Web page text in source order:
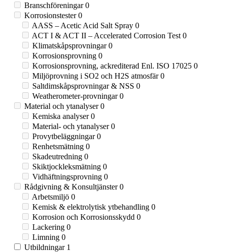
Branschföreningar0
Korrosionstester0
AASS – Acetic Acid Salt Spray 0
ACT I & ACT II – Accelerated Corrosion Test 0
Klimatskåpsprovningar0
Korrosionsprovning 0
Korrosionsprovning, ackrediterad Enl. ISO 17025 0
Miljöprovning i SO2 och H2S atmosfär0
Saltdimskåpsprovningar & NSS 0
Weatherometer-provningar0
Material och ytanalyser0
Kemiska analyser0
Material- och ytanalyser0
Provytbeläggningar0
Renhetsmätning 0
Skadeutredning 0
Skiktjockleksmätning 0
Vidhäftningsprovning 0
Rådgivning & Konsultjänster0
Arbetsmiljö 0
Kemisk & elektrolytisk ytbehandling 0
Korrosion och Korrosionsskydd 0
Lackering 0
Limning 0
Utbildningar 1